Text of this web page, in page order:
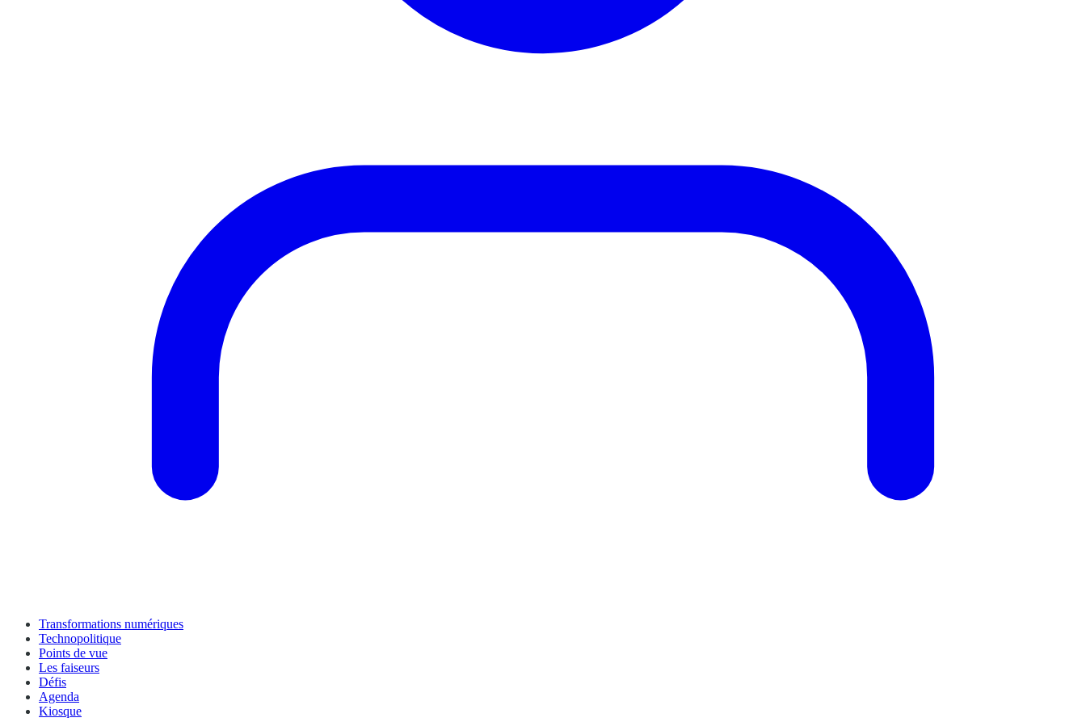
Transformations numériques
Technopolitique
Points de vue
Les faiseurs
Défis
Agenda
Kiosque